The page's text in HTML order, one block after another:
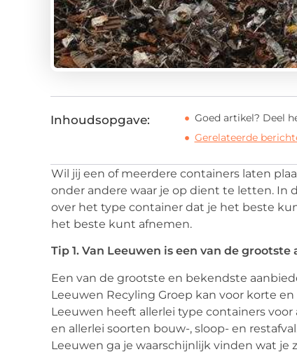
Inhoudsopgave:
Goed artikel? Deel
Gerelateerde
Wil jij een of meerdere containers laten
onder andere waar je op dient te letten. In
over het type container dat je het beste
het beste kunt afnemen.
Tip 1. Van Leeuwen is een van de grootste
Een van de grootste en bekendste
Leeuwen Recyling Groep kan voor korte
Leeuwen heeft allerlei type containers
en allerlei soorten bouw-, sloop- en
Leeuwen ga je waarschijnlijk vinden wat je